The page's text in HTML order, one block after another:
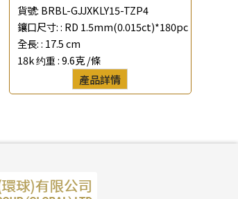
貨號: BRBL-GJJXKLY15-TZP4
鑲口尺寸: : RD 1.5mm(0.015ct)*180pc
全長: : 17.5 cm
18k 约重 :9.6克 /條
產品詳情